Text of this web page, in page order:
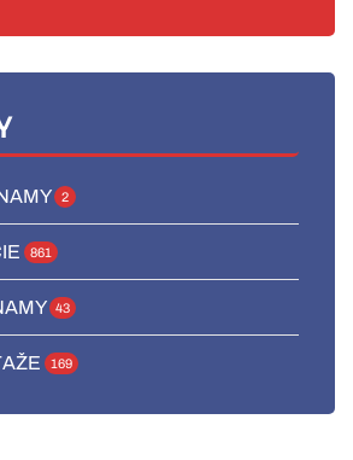
2
861
43
169